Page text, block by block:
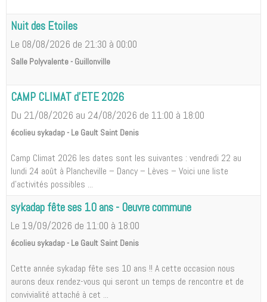
Nuit des Etoiles
Le 08/08/2026 de 21:30 à 00:00
Salle Polyvalente - Guillonville
CAMP CLIMAT d'ETE 2026
Du 21/08/2026 au 24/08/2026 de 11:00 à 18:00
écolieu sykadap - Le Gault Saint Denis
Camp Climat 2026 les dates sont les suivantes : vendredi 22 au
lundi 24 août à Plancheville – Dancy – Lèves – Voici une liste
d'activités possibles ...
sykadap fête ses 10 ans - Oeuvre commune
Le 19/09/2026 de 11:00 à 18:00
écolieu sykadap - Le Gault Saint Denis
Cette année sykadap fête ses 10 ans !! A cette occasion nous
aurons deux rendez-vous qui seront un temps de rencontre et de
convivialité attaché à cet ...